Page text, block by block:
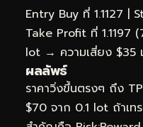
Entry Buy ที่ 1.1127 |
Take Profit ที่ 1.1197
lot → ความเสี่ยง $35
ผลลัพธ์
ราคาวิ่งขึ้นตรงๆ ถึง
$70 จาก 0.1 lot ถ้าเท